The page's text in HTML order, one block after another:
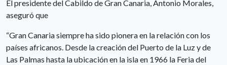
El presidente del Cabildo de Gran Canaria, Antonio Morales,
aseguró que
“Gran Canaria siempre ha sido pionera en la relación con los
países africanos. Desde la creación del Puerto de la Luz y de
Las Palmas hasta la ubicación en la isla en 1966 la Feria del